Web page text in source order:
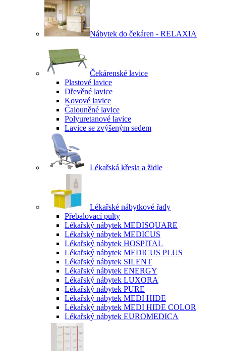
Nábytek do čekáren - RELAXIA
Čekárenské lavice
Plastové lavice
Dřevěné lavice
Kovové lavice
Čalouněné lavice
Polyuretanové lavice
Lavice se zvýšeným sedem
Lékařská křesla a židle
Lékařské nábytkové řady
Přebalovací pulty
Lékařský nábytek MEDISQUARE
Lékařský nábytek MEDICUS
Lékařský nábytek HOSPITAL
Lékařský nábytek MEDICUS PLUS
Lékařský nábytek SILENT
Lékařský nábytek ENERGY
Lékařský nábytek LUXORA
Lékařský nábytek PURE
Lékařský nábytek MEDI HIDE
Lékařský nábytek MEDI HIDE COLOR
Lékařský nábytek EUROMEDICA